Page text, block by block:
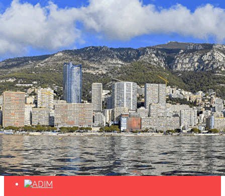
Exporter les lignes sélectionnées
Exporter toutes les colonnes
Exporter uniquement les colonnes affichées
Menu
<
>
Actualités
Agenda
Evénements 2026
Evènements passés
ADIM ET LE GTEN
Ajoutez un logo, un bouton, des réseaux sociaux
Cliquez pour éditer